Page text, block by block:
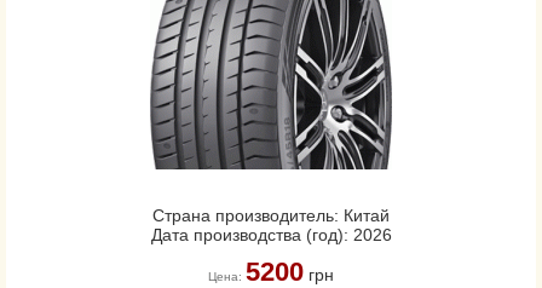
Страна производитель: Китай
Дата производства (год): 2026
Цена: 5200грн